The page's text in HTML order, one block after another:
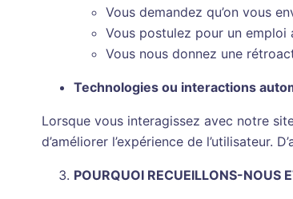
Vous demandez qu’on vous
Vous postulez pour un emploi
Vous nous donnez une
Technologies ou interactions
Lorsque vous interagissez avec notre
d’améliorer l’expérience de l’utilisateur.
POURQUOI RECUEILLONS-NOUS